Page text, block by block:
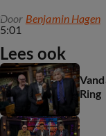
5:01
Door Benjamin Hagen
Lees ook
Ring